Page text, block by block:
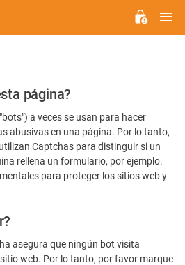
página?
a veces se usan para hacer
abusivas en una página. Por lo tanto,
Captchas para distinguir si un
rellena un formulario, por ejemplo.
para proteger los sitios web y
asegura que ningún bot visita
web. Por lo tanto, por favor marque